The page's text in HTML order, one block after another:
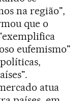
na região",
que o
eufemismo"
atua